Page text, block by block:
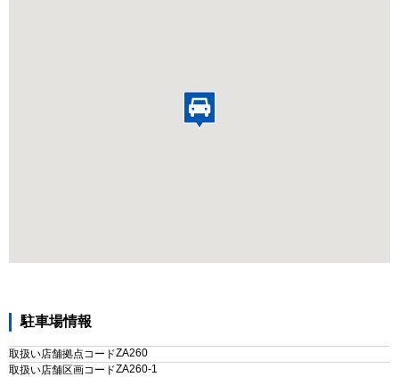
駐車場情報
取扱い店舗拠点コードZA260
取扱い店舗区画コードZA260-1